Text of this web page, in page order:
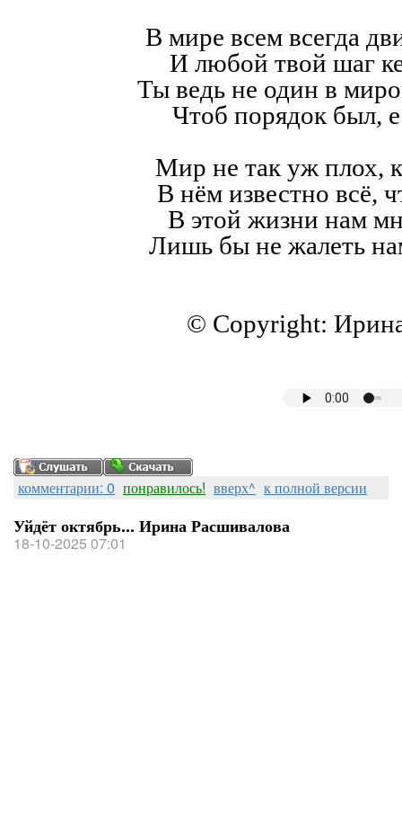
В мире всем всегда
И любой твой шаг
Ты ведь не один в
Чтоб порядок был,
Мир не так уж плох,
В нём известно всё,
В этой жизни нам
Лишь бы не жалеть
© Copyright:
комментарии: 0 понравилось! вверх^ к полной версии
Уйдёт октябрь... Ирина Расшивалова
18-10-2025 07:01